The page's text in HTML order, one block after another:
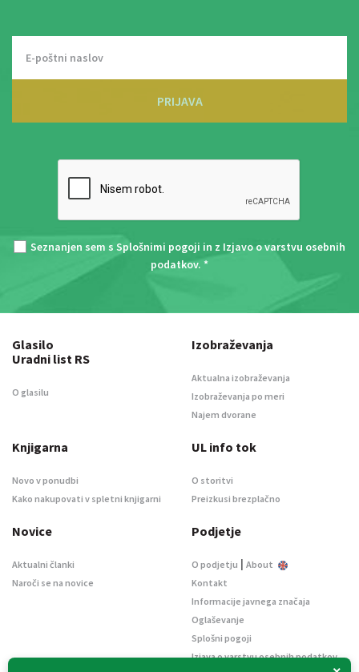
PRIJAVA
Seznanjen sem s Splošnimi pogoji in z Izjavo o varstvu osebnih
podatkov. *
Glasilo
Uradni list RS
O glasilu
Izobraževanja
Aktualna izobraževanja
Izobraževanja po meri
Najem dvorane
Knjigarna
Novo v ponudbi
Kako nakupovati v spletni knjigarni
UL info tok
O storitvi
Preizkusi brezplačno
Novice
Aktualni članki
Naroči se na novice
Podjetje
O podjetju | About
Kontakt
Informacije javnega značaja
Oglaševanje
Splošni pogoji
Izjava o varstvu osebnih podatkov